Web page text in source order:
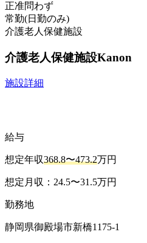
正准問わず
常勤(日勤のみ)
介護老人保健施設
介護老人保健施設Kanon
施設詳細
給与
想定年収368.8〜473.2万円
想定月収：24.5〜31.5万円
勤務地
静岡県御殿場市新橋1175-1